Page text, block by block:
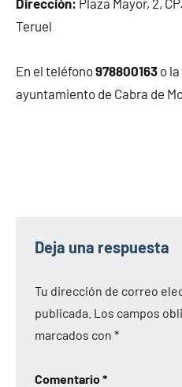
Dirección: Plaza Mayor, 2,
Teruel
En el teléfono978800163 o
ayuntamiento de Cabra de
Deja una respuesta
Tu dirección de correo
publicada. Los campos
marcados con *
Comentario*